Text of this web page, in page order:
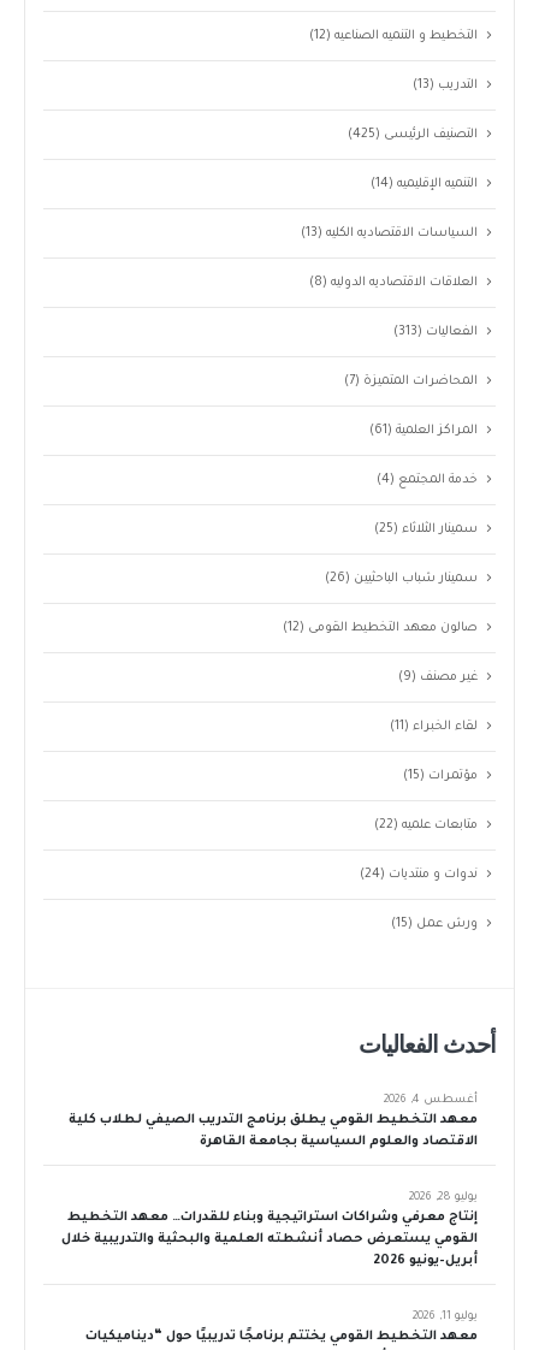
التخطيط و التنميه الصناعيه(12)
التدريب (13)
التصنيف الرئيسى (425)
التنميه الإقليميه(14)
السياسات الاقتصاديه الكليه(13)
العلاقات الاقتصاديه الدوليه(8)
الفعاليات (313)
المحاضرات المتميزة (7)
المراكز العلمية(61)
خدمة المجتمع (4)
سمينار الثلاثاء(25)
سمينار شباب الباحثيين (26)
صالون معهد التخطيط القومى (12)
غير مصنف (9)
لقاء الخبراء(11)
مؤتمرات (15)
متابعات علميه(22)
ندوات و منتديات (24)
ورش عمل (15)
أحدث الفعاليات
معهد التخطيط القومي يطلق برنامج التدريب الصيفي لطلاب كلية
الاقتصاد والعلوم السياسية بجامعة القاهرة
أغسطس 4, 2026
إنتاج معرفي وشراكات استراتيجية وبناء للقدرات… معهد التخطيط
القومي يستعرض حصاد أنشطته العلمية والبحثية والتدريبية خلال
أبريل–يونيو 2026
يوليو 28, 2026
معهد التخطيط القومي يختتم برنامجًا تدريبيًا حول “ديناميكيات
يوليو 11, 2026